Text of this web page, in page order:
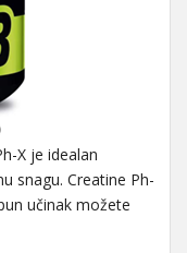
X je idealan
snagu. Creatine Ph-
učinak možete